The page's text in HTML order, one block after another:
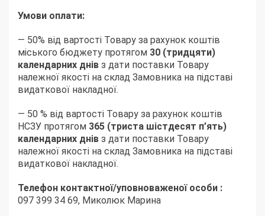
Умови оплати:
— 50% від вартості Товару за рахунок коштів
міського бюджету протягом 30 (тридцяти)
календарних днів з дати поставки Товару
належної якості на склад Замовника на підставі
видаткової накладної.
— 50 % від вартості Товару за рахунок коштів
НСЗУ протягом 365 (триста шістдесят п’ять)
календарних днів з дати поставки Товару
належної якості на склад Замовника на підставі
видаткової накладної.
Телефон контактної/уповноваженої особи :
097 399 34 69, Миколюк Марина